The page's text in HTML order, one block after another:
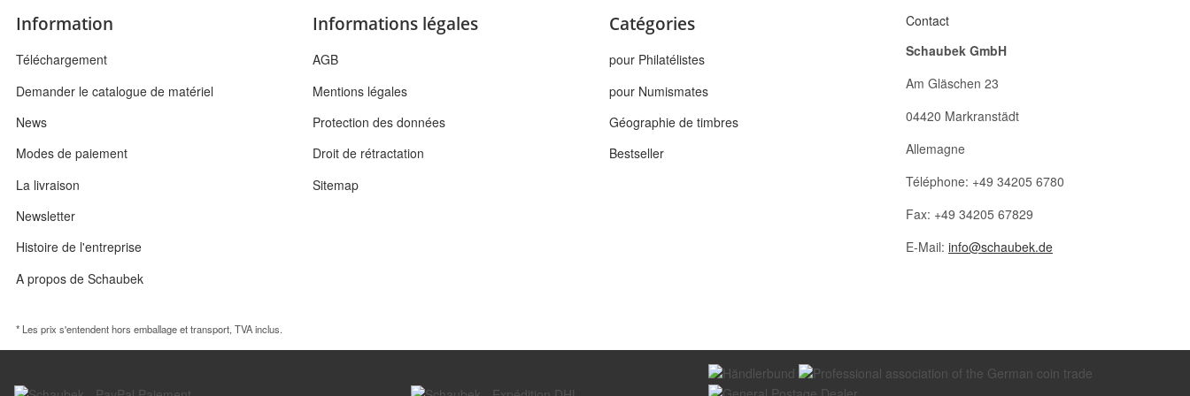
Information
Téléchargement
Demander le catalogue de matériel
News
Modes de paiement
La livraison
Newsletter
Histoire de l'entreprise
A propos de Schaubek
Informations légales
AGB
Mentions légales
Protection des données
Droit de rétractation
Sitemap
Catégories
pour Philatélistes
pour Numismates
Géographie de timbres
Bestseller
Contact
Schaubek GmbH
Am Gläschen 23
04420 Markranstädt
Allemagne
Téléphone: +49 34205 6780
Fax: +49 34205 67829
E-Mail: info@schaubek.de
* Les prix s'entendent hors emballage et transport, TVA inclus.